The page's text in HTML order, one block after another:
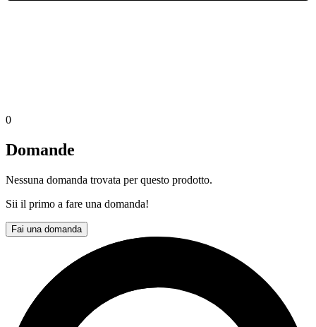
0
Domande
Nessuna domanda trovata per questo prodotto.
Sii il primo a fare una domanda!
Fai una domanda